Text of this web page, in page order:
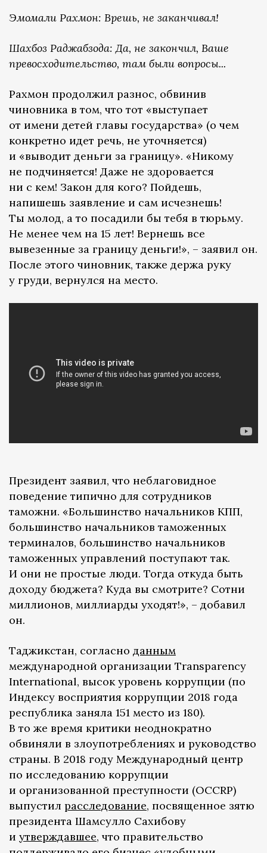
Эмомали Рахмон: Врешь, не заканчивал!
Шахбоз Раджабзода: Да, не закончил, Ваше
превосходительство, там были вопросы...
Рахмон продолжил разнос, обвинив
чиновника в том, что тот «выступает
от имени детей главы государства» (о чем
конкретно идет речь, не уточняется)
и «выводит деньги за границу». «Никому
не подчиняется! Даже не здоровается
ни с кем! Закон для кого? Пойдешь,
напишешь заявление и сам исчезнешь!
Ты молод, а то посадили бы тебя в тюрьму.
Не менее чем на 15 лет! Вернешь все
вывезенные за границу деньги!», – заявил он.
После этого чиновник, также держа руку
у груди, вернулся на место.
Президент заявил, что неблаговидное
поведение типично для сотрудников
таможни. «Большинство начальников КПП,
большинство начальников таможенных
терминалов, большинство начальников
таможенных управлений поступают так.
И они не простые люди. Тогда откуда быть
доходу бюджета? Куда вы смотрите? Сотни
миллионов, миллиарды уходят!», – добавил
он.
Таджикстан, согласно данным
международной организации Transparency
International, высок уровень коррупции (по
Индексу восприятия коррупции 2018 года
республика заняла 151 место из 180).
В то же время критики неоднократно
обвиняли в злоупотреблениях и руководство
страны. В 2018 году Международный центр
по исследованию коррупции
и организованной преступности (OCCRP)
выпустил расследование, посвященное зятю
президента Шамсулло Сахибову
и утверждавшее, что правительство